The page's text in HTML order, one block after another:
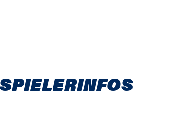
SPIELERINFOS